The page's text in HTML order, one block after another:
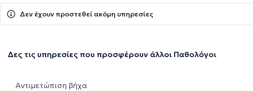
Δεν έχουν προστεθεί ακόμη υπηρεσίες
Δες τις υπηρεσίες που προσφέρουν άλλοι Παθολόγοι
Αντιμετώπιση βήχα